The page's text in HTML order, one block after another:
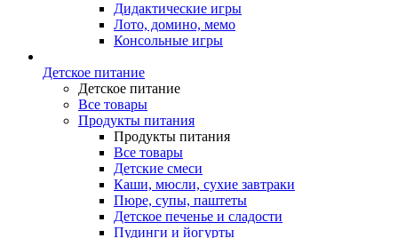
Дидактические игры
Лото, домино, мемо
Консольные игры
Детское питание
Детское питание
Все товары
Продукты питания
Продукты питания
Все товары
Детские смеси
Каши, мюсли, сухие завтраки
Пюре, супы, паштеты
Детское печенье и сладости
Пудинги и йогурты